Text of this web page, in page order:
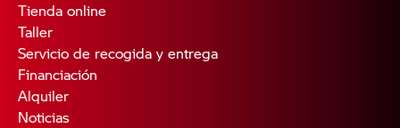
Tienda online
Taller
Servicio de recogida y entrega
Financiación
Alquiler
Noticias